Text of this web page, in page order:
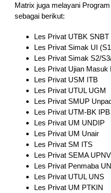
Matrix juga melayani
sebagai berikut:
Les Privat UTBK SNBT
Les Privat Simak UI
Les Privat Simak S2/
Les Privat Ujian Masuk
Les Privat USM ITB
Les Privat UTUL UGM
Les Privat SMUP
Les Privat UTM-BK IPB
Les Privat UM UNDIP
Les Privat UM Unair
Les Privat SM ITS
Les Privat SEMA
Les Privat Penmaba
Les Privat UTUL UNS
Les Privat UM PTKIN